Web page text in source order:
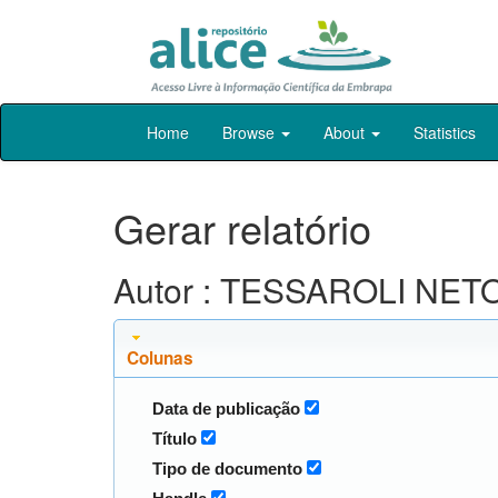
Skip
Home Browse About Statistics
Gerar relatório
Autor : TESSAROLI
Colunas
Data de publicação
Título
Tipo de documento